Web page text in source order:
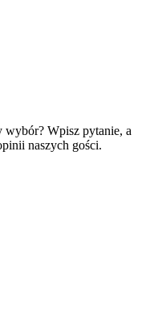
wybór? Wpisz pytanie, a
naszych gości.